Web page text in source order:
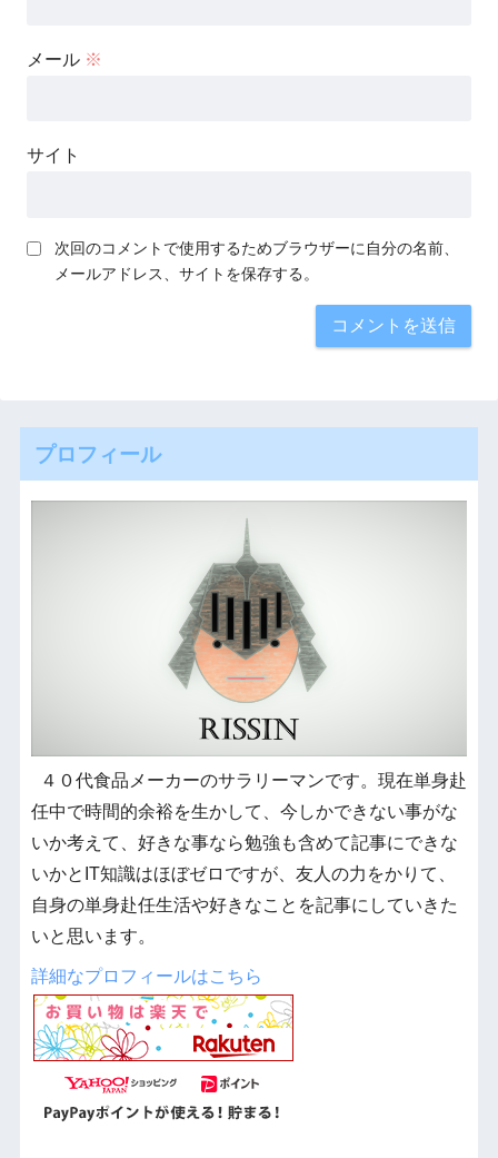
メール ※
サイト
次回のコメントで使用するためブラウザーに自分の名前、
メールアドレス、サイトを保存する。
プロフィール
４０代食品メーカーのサラリーマンです。現在単身赴
任中で時間的余裕を生かして、今しかできない事がな
いか考えて、好きな事なら勉強も含めて記事にできな
いかとIT知識はほぼゼロですが、友人の力をかりて、
自身の単身赴任生活や好きなことを記事にしていきた
いと思います。
詳細なプロフィールはこちら